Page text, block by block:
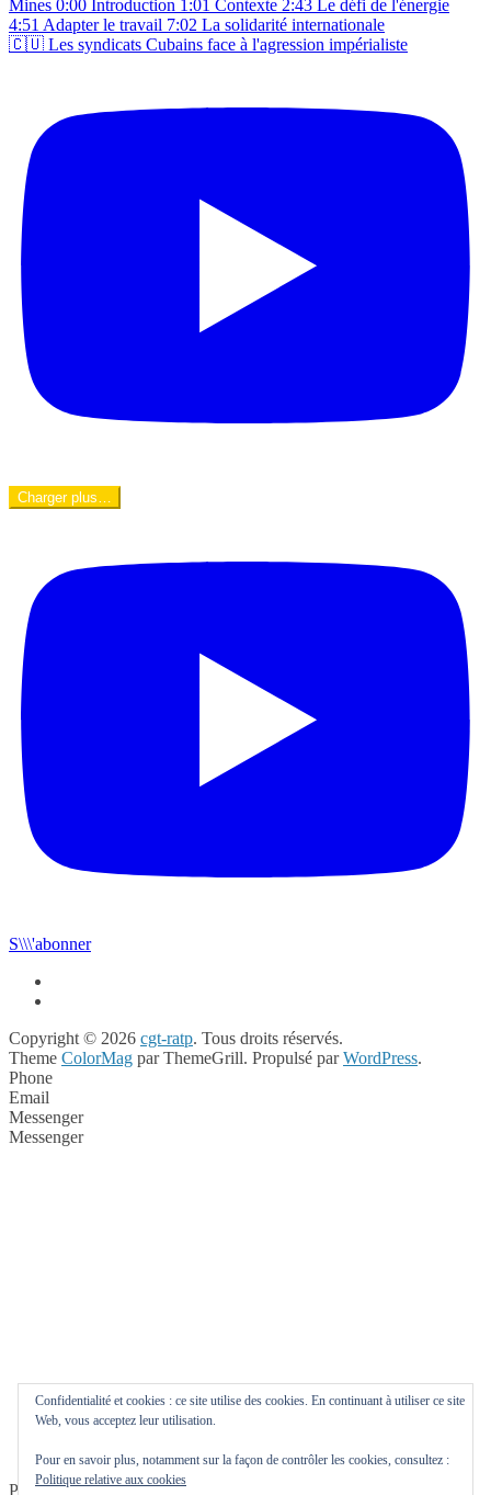
🇨🇺 Les syndicats Cubains face à l'agression impérialiste
Charger plus…
S\\\'abonner
Copyright © 2026 cgt-ratp. Tous droits réservés.
Theme ColorMag par ThemeGrill. Propulsé parWordPress.
Phone
Email
Messenger
Messenger
Phone
Confidentialité et cookies : ce site utilise des cookies. En continuant à utiliser ce site
Web, vous acceptez leur utilisation.
Pour en savoir plus, notamment sur la façon de contrôler les cookies, consultez :
Politique relative aux cookies